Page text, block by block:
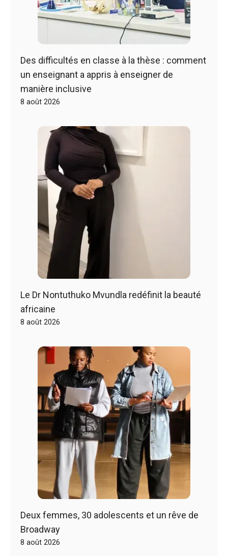
Des difficultés en classe à la thèse : comment
un enseignant a appris à enseigner de
manière inclusive
8 août 2026
Le Dr Nontuthuko Mvundla redéfinit la beauté
africaine
8 août 2026
Deux femmes, 30 adolescents et un rêve de
Broadway
8 août 2026